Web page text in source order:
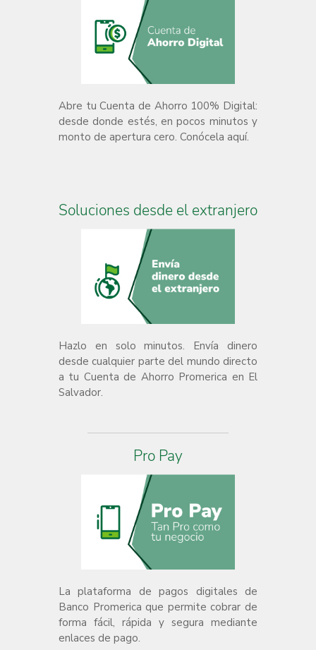
Abre tu Cuenta de Ahorro 100% Digital:
desde donde estés, en pocos minutos y
monto de apertura cero. Conócela aquí.
Soluciones desde el extranjero
Hazlo en solo minutos. Envía dinero
desde cualquier parte del mundo directo
a tu Cuenta de Ahorro Promerica en El
Salvador.
Pro Pay
La plataforma de pagos digitales de
Banco Promerica que permite cobrar de
forma fácil, rápida y segura mediante
enlaces de pago.